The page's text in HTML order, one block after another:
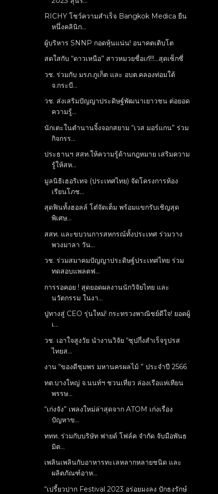
RICHY โชว์ความสำเร็จ Bangkok Medica ยืน
หนึ่งคลินิก...
ผู้บริหาร SNNP กอดหุ้นแน่น! อนาคตเติบโต
สดใสกับ “ดาวเหนือ” สาวหมวยชื่อเก๋!!!...สุดเซ็กซี่
วช. ร่วมกับ มรภ.ภูเก็ต และ อบต.คลองท่อมใต้
จ.กระบี...
วช. ส่งเสริมปัญญาประดิษฐ์พัฒนาเยาวชน ต่อยอด
ความรู้...
นักเตะในตำนานจิ้งจอกสยาม “เวส มอร์แกน” ร่วม
กิจกรร...
ประธานฯ สสท.ให้ความรู้ด้านกฎหมาย เสริมความ
รู้ให้สห...
มูลนิธิเฮอริเทจ (ประเทศไทย) จัดโครงการห้อง
เรียนโภช...
สุดฟินทั้งฮอลล์ โต๋จัดเต็ม พร้อมแขกรับเชิญสุด
พิเศษ...
สสท. และขบวนการสหกรณ์ทั้งประเทศ ร่วมวาง
พวงมาลา วัน...
วช. ร่วมสมาคมปัญญาประดิษฐ์ประเทศไทย ร่วม
ทดสอบแพลตฟ...
การรอคอย ! สุดยอดผลงานนักวิจัยไทย และ
นวัตกรรม ในงา...
ปูทางสู่ CEO รุ่นใหม่! กระทรวงพาณิชย์ดีใจ! ยอดผู้
เ...
วช. เอาใจสูงวัย นำงานวิจัย “ซุปกึ่งสำเร็จรูปรส
ไทยส...
งาน “ของดีชุมพร มหานครผลไม้ ” ประจำปี 2566
ทต.บางใหญ่ จ.นนท์ฯ ชวนเที่ยว ล่องเรือแห่เทียน
พรรษ...
“เก่งจัง” เพลงใหม่ล่าสุดจาก ATOM เก่งเรื่อง
ปัญหาข...
ททท. ร่วมกับบริษัท ฟายด์ โฟล์ค จำกัด จับมือพันธ
มิต...
เพลินเพลินกับอาหารทะเลหลากหลายชนิด และ
ผลิตภัณฑ์อาห...
“เปรี้ยวปาก Festival 2023 อร่อยมงลง ปักธงรักษ์